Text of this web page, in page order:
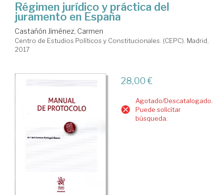
Régimen jurídico y práctica del
juramento en España
Castañón Jiménez, Carmen
Centro de Estudios Políticos y Constitucionales. (CEPC). Madrid,
2017
28,00 €
Agotado/Descatalogado.
Puede solicitar
búsqueda.